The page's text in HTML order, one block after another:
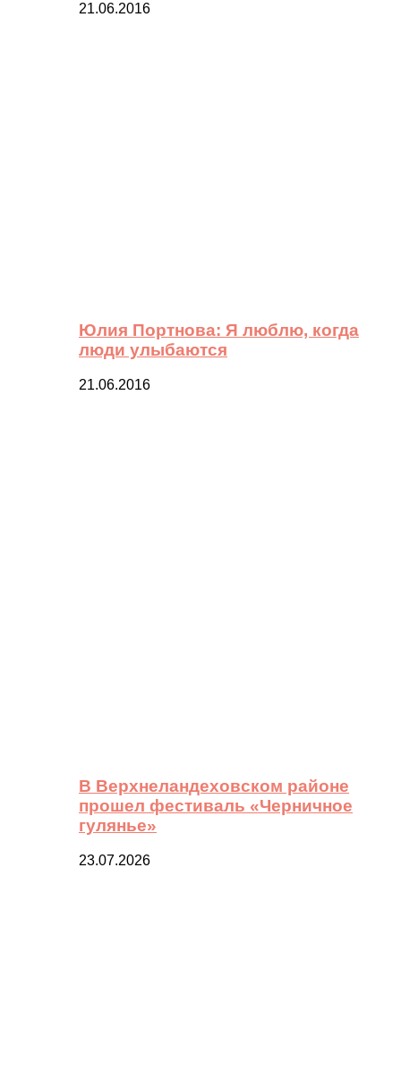
21.06.2016
Юлия Портнова: Я люблю, когда
люди улыбаются
21.06.2016
В Верхнеландеховском районе
прошел фестиваль «Черничное
гулянье»
23.07.2026